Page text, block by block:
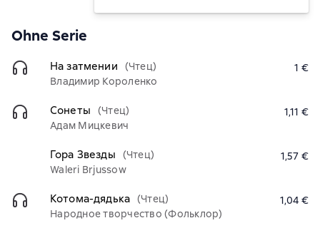
Ohne Serie
На затмении
(Чтец)
Владимир Короленко
1 €
Сонеты
(Чтец)
Адам Мицкевич
1,11 €
Гора Звезды
(Чтец)
Waleri Brjussow
1,57 €
Котома-дядька (Чтец)
Народное творчество (Фольклор)
1,04 €